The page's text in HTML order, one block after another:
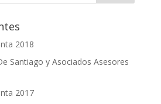
2018
Santiago y Asociados Asesores
2017